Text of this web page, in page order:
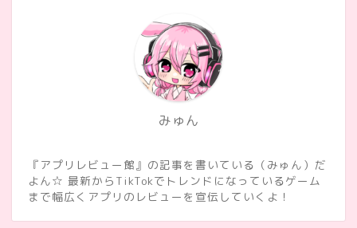
みゅん
『アプリレビュー館』の記事を書いている（みゅん）だ
よん☆ 最新からTikTokでトレンドになっているゲーム
まで幅広くアプリのレビューを宣伝していくよ！